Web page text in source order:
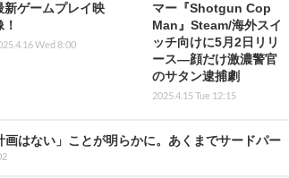
新ゲームプレイ映
！
Wed 8:00
マー『Shotgun Cop
Man』Steam/海外スイ
ッチ向けに5月2日リリ
ース―顔だけ激濃警官
のサタン逮捕劇
2025.4.15 Tue 12:15
はない」ことが明らかに。あくまでサードパー